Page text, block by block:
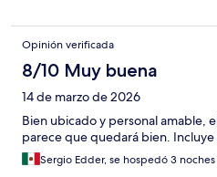
Opinión verificada
8/10 Muy buena
14 de marzo de 2026
Bien ubicado y personal amable,
parece que quedará bien.
Sergio Edder, se hospedó 3 noches